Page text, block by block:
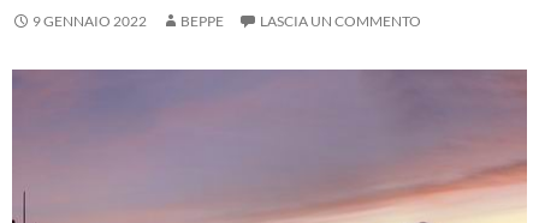
9 GENNAIO 2022 BEPPE LASCIA UN COMMENTO